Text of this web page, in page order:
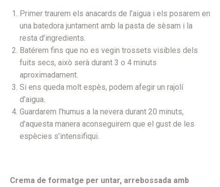
Primer traurem els anacards de l’aigua i els posarem en
una batedora juntament amb la pasta de sèsam i la
resta d’ingredients.
Batérem fins que no es vegin trossets visibles dels
fuits secs, això serà durant 3 o 4 minuts
aproximadament.
Si ens queda molt espès, podem afegir un rajolí
d’aigua.
Guardarem l’humus a la nevera durant 20 minuts,
d’aquesta manera aconseguirem que el gust de les
espècies s’intensifiqui.
Crema de formatge per untar, arrebossada amb